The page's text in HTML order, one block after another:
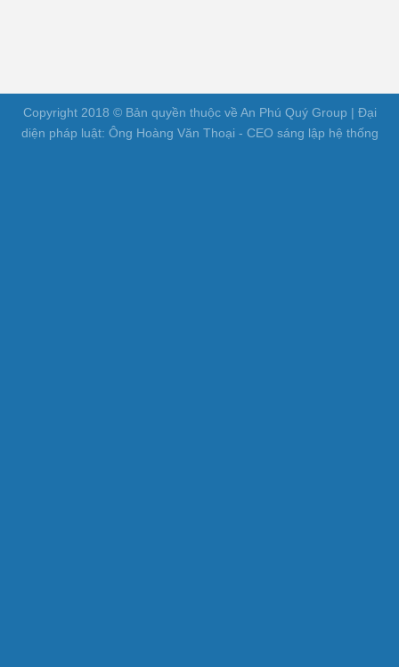
Copyright 2018 © Bản quyền thuộc về An Phú Quý Group | Đại
diện pháp luật: Ông Hoàng Văn Thoại - CEO sáng lập hệ thống